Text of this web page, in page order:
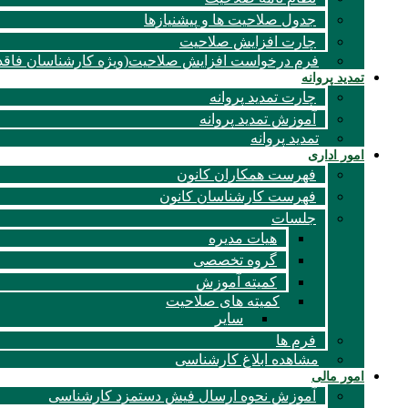
جدول صلاحیت ها و پیشنیازها
چارت افزایش صلاحیت
فرم درخواست افزایش صلاحیت(ویژه کارشناسان
تمدید پروانه
چارت تمدید پروانه
آموزش تمدید پروانه
تمدید پروانه
امور اداری
فهرست همکاران کانون
فهرست کارشناسان کانون
جلسات
هیات مدیره
گروه تخصصی
کمیته آموزش
کمیته های صلاحیت
سایر
فرم ها
مشاهده ابلاغ کارشناسی
امور مالی
آموزش نحوه ارسال فیش دستمزد کارشناسی